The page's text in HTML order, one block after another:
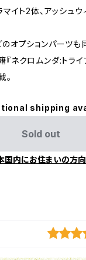
マイト2体、アッシュウ
オプションパーツも
ネクロムンダ:トライ
。
shipping
Sold out
国内にお住まいの方